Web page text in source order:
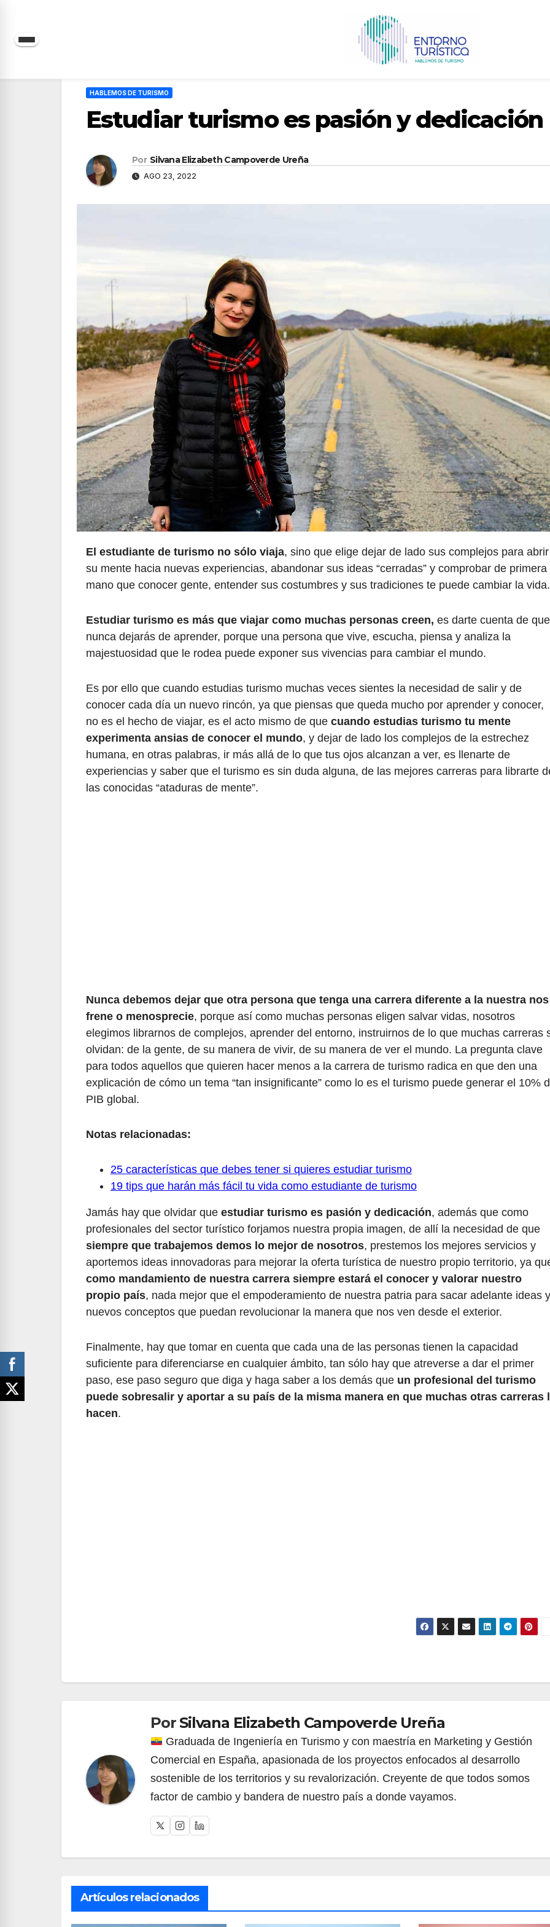
Saltar
HABLEMOS DE TURISMO
Estudiar turismo es pasión y dedicación
Por Silvana Elizabeth Campoverde Ureña
AGO 23, 2022
El estudiante de turismo no sólo viaja, sino que elige dejar de lado sus complejos para abrir
su mente hacia nuevas experiencias, abandonar sus ideas “cerradas” y comprobar de primera
mano que conocer gente, entender sus costumbres y sus tradiciones te puede cambiar la vida.
Estudiar turismo es más que viajar como muchas personas creen, es darte cuenta de que
nunca dejarás de aprender, porque una persona que vive, escucha, piensa y analiza la
majestuosidad que le rodea puede exponer sus vivencias para cambiar el mundo.
Es por ello que cuando estudias turismo muchas veces sientes la necesidad de salir y de
conocer cada día un nuevo rincón, ya que piensas que queda mucho por aprender y conocer,
no es el hecho de viajar, es el acto mismo de que cuando estudias turismo tu mente
experimenta ansias de conocer el mundo, y dejar de lado los complejos de la estrechez
humana, en otras palabras, ir más allá de lo que tus ojos alcanzan a ver, es llenarte de
experiencias y saber que el turismo es sin duda alguna, de las mejores carreras para librarte
las conocidas “ataduras de mente”.
Nunca debemos dejar que otra persona que tenga una carrera diferente a la nuestra nos
frene o menosprecie, porque así como muchas personas eligen salvar vidas, nosotros
elegimos librarnos de complejos, aprender del entorno, instruirnos de lo que muchas carreras
olvidan: de la gente, de su manera de vivir, de su manera de ver el mundo. La pregunta clave
para todos aquellos que quieren hacer menos a la carrera de turismo radica en que den una
explicación de cómo un tema “tan insignificante” como lo es el turismo puede generar el 10%
PIB global.
Notas relacionadas:
25 características que debes tener si quieres estudiar turismo
19 tips que harán más fácil tu vida como estudiante de turismo
Jamás hay que olvidar que estudiar turismo es pasión y dedicación, además que como
profesionales del sector turístico forjamos nuestra propia imagen, de allí la necesidad de que
siempre que trabajemos demos lo mejor de nosotros, prestemos los mejores servicios y
aportemos ideas innovadoras para mejorar la oferta turística de nuestro propio territorio, ya
como mandamiento de nuestra carrera siempre estará el conocer y valorar nuestro
propio país, nada mejor que el empoderamiento de nuestra patria para sacar adelante ideas y
nuevos conceptos que puedan revolucionar la manera que nos ven desde el exterior.
Finalmente, hay que tomar en cuenta que cada una de las personas tienen la capacidad
suficiente para diferenciarse en cualquier ámbito, tan sólo hay que atreverse a dar el primer
paso, ese paso seguro que diga y haga saber a los demás que un profesional del turismo
puede sobresalir y aportar a su país de la misma manera en que muchas otras carreras
hacen.
de
entradas
Por Silvana Elizabeth Campoverde Ureña
Graduada de Ingeniería en Turismo y con maestría en Marketing y Gestión
Comercial en España, apasionada de los proyectos enfocados al desarrollo
sostenible de los territorios y su revalorización. Creyente de que todos somos
factor de cambio y bandera de nuestro país a donde vayamos.
Artículos relacionados